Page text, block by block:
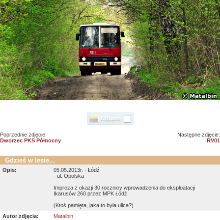
Poprzednie zdjęcie:
Dworzec PKS Północny
Następne zdjęcie:
RV01
Gdzieś w lesie...
Opis:
05.05.2013r. - Łódź
- ul. Opolska
Impreza z okazji 30 rocznicy wprowadzenia do eksploatacji
Ikarusów 260 przez MPK Łódź.
(Ktoś pamięta, jaka to była ulica?)
Autor zdjęcia:
Matalbin